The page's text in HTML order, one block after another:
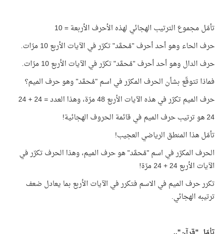
تأمّل مجموع الترتيب الهجائي لهذه الأحرف الأربعة = 10
حرف الحاء وهو أحد أحرف "مُحمَّد" تكرّر في الآيات الأربع 10 مرّات.
حرف الدال وهو أحد أحرف "مُحمَّد" تكرّر في الآيات الأربع 10 مرّات.
فماذا تتوقّع بشأن الحرف المكرّر في اسم "مُحمَّد" وهو حرف الميم؟
حرف الميم تكرّر في هذه الآيات الأربع 48 مرّة، وهذا العدد = 24 + 24
24 هو ترتيب حرف الميم في قائمة الحروف الهجائية!
تأمّل هذا المنطق الرياضي العجيب!
الحرف المكرّر في اسم "مُحمَّد" هو حرف الميم، وهذا الحرف تكرّر في
الآيات الأربع 24 + 24 مرّة!
تكرر حرف الميم في الاسم فتكرر في الآيات الأربع بما يعادل ضعف
ترتيبه الهجائي.